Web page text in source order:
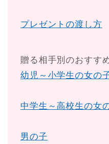
プレゼントの渡し方
贈る相手別のおすす
幼児～小学生の女の
中学生～高校生の女
男の子